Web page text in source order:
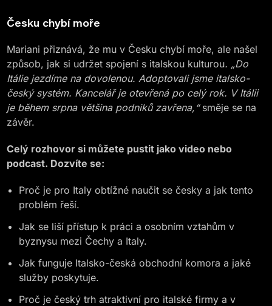
Česku chybí moře
Mariani přiznává, že mu v Česku chybí moře, ale našel
způsob, jak si udržet spojení s italskou kulturou. „Do
Itálie jezdíme na dovolenou. Adoptovali jsme italsko-
český systém. Kancelář je otevřená po celý rok. V Itálii
je během srpna většina podniků zavřena,“směje se na
závěr.
Celý rozhovor si můžete pustit jako video nebo
podcast. Dozvíte se:
Proč je pro Italy obtížné naučit se česky a jak tento
problém řeší.
Jak se liší přístup k práci a osobním vztahům v
byznysu mezi Čechy a Italy.
Jak funguje Italsko-česká obchodní komora a jaké
služby poskytuje.
Proč je český trh atraktivní pro italské firmy a v